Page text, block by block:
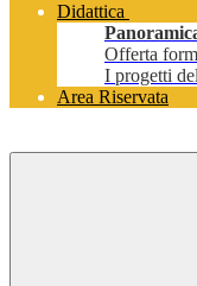
Didattica
Offerta
I progetti
Area Riservata